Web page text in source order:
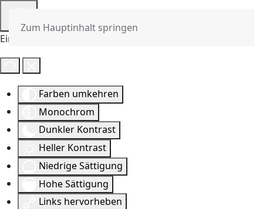
Eingabehilfen öffnen
Farben umkehren
Monochrom
Dunkler Kontrast
Heller Kontrast
Niedrige Sättigung
Hohe Sättigung
Links hervorheben
Zum Hauptinhalt springen